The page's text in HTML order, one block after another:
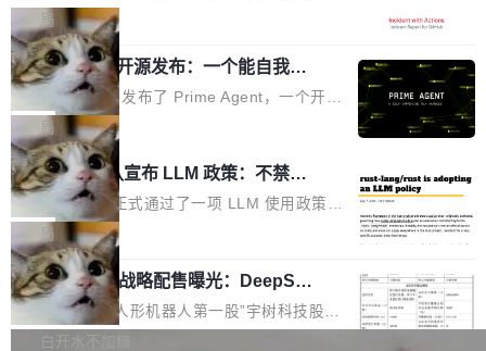
驱动你去学 CuTe，但还没被那些"邪恶的" Hopp
er++ 优化所淹没，足够容易修改和适配。 更关
键的是 FA2 的持久性...
也为产业链企业探索产品创新与商业增长打开新
的空间。 8月14日，开源鸿蒙智能硬件开发者日
（OHDD：OpenHarmony Hardware Develope
r Day）将在杭州启航。活动面向智能硬件产业
链企业和开发者，邀请行业专家与资深技术顾
问，围绕开源鸿蒙技术能力、设备适配、芯片适
配、功耗与稳定性调优、兼容性测评及统一互联
等内容展开系统讲解和实战交流，帮助企业进一
步了解开源鸿蒙在智能...
模服务降级，Actions 完全不可用超过 5 小时，
webhook 停发，连自托管 runner 也因调度层故
障无法工作。Pages、Copilot code review、C
opilot coding agent 全部受影响。从检测到完全
恢复，大约 12 小时。 这是 2026 年 8 月的第六
起事故，其中四起与 AI/Copilot 服务相关。 Git
Hub 员工 kdaigle 在 HN 讨论中贴出了一组数
据：2025 年全年 10 亿次 commit。现在，每周
2.75 亿次，全年预计 140 亿次。GitHub...
局
Prime Agent 开源发布：一个能自我改
进的编程 Agent，ARC-AGI 3 超越人类
专家基线
Prime Intellect 发布了 Prime Agent，一个开源
的编程 Agent Harness，核心设计围绕两个抽
象：Recursive Language Model（RLM）和 C
ontinual Harness。在 ARC-AGI 3 基准测试
上，Prime Agent + Opus 5 的组合达到了 95.
5% RHAE Best@1，超过了 ARC 报告的人类专
家基线 95.4%。 不是又一个 coding agent 包装
器 Prime Agent 的架构和市面上大多数 coding
agent 有本质区别。大多数 agent harness 的设
计是基于早期模型的能力—...
局
Rust 项目团队宣布 LLM 政策：不禁
止，但你要承认哪些代码不是你写的
Rust 语言项目正式通过了一项 LLM 使用政策，
覆盖 rust-lang/rust 单一仓库的代码贡献。这不
是项目级别的官方立场，目前由五个团队采纳，
但它可能是主流开源项目中关于 AI 辅助贡献最
细致的一份规则。 政策的核心只有一句话：LLM
可以用来分析、提炼、审阅、建议，但不能用来
局
宇树科技 IPO 战略配售曝光：DeepSe
ek 获配 93.3 万股，锁定 36 个月
8月6日晚间，“人形机器人第一股”宇树科技股份
有限公司披露IPO发行价格及战略配售结果，杭
白开水不加糖